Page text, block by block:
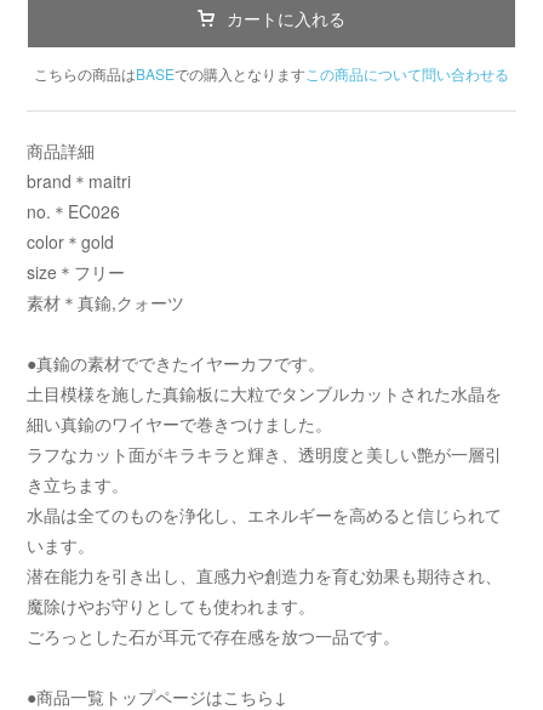
カートに入れる
こちらの商品はBASEでの購入となります この商品について問い合わせる
商品詳細
brand＊maitri
no.＊EC026
color＊gold
size＊フリー
素材＊真鍮,クォーツ
●真鍮の素材でできたイヤーカフです。
土目模様を施した真鍮板に大粒でタンブルカットされた水晶を
細い真鍮のワイヤーで巻きつけました。
ラフなカット面がキラキラと輝き、透明度と美しい艶が一層引
き立ちます。
水晶は全てのものを浄化し、エネルギーを高めると信じられて
います。
潜在能力を引き出し、直感力や創造力を育む効果も期待され、
魔除けやお守りとしても使われます。
ごろっとした石が耳元で存在感を放つ一品です。
●商品一覧トップページはこちら↓